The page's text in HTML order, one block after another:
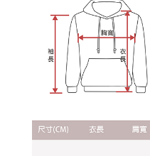
２．關於個人資料處理事宜，請瀏
https://aftee.tw/terms/#terms3
３．未成年的使用者請事先徵得法
「AFTEE先享後付」，若未經同
４．使用「AFTEE先享後付」時
時審查核予不同之上限額度；若仍
恩沛科技股份有限公司將有權停